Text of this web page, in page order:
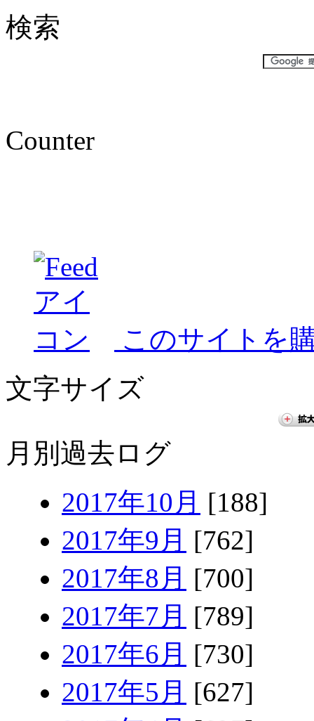
検索
Counter
このサイトを
文字サイズ
月別過去ログ
2017年10月 [188]
2017年9月 [762]
2017年8月 [700]
2017年7月 [789]
2017年6月 [730]
2017年5月 [627]